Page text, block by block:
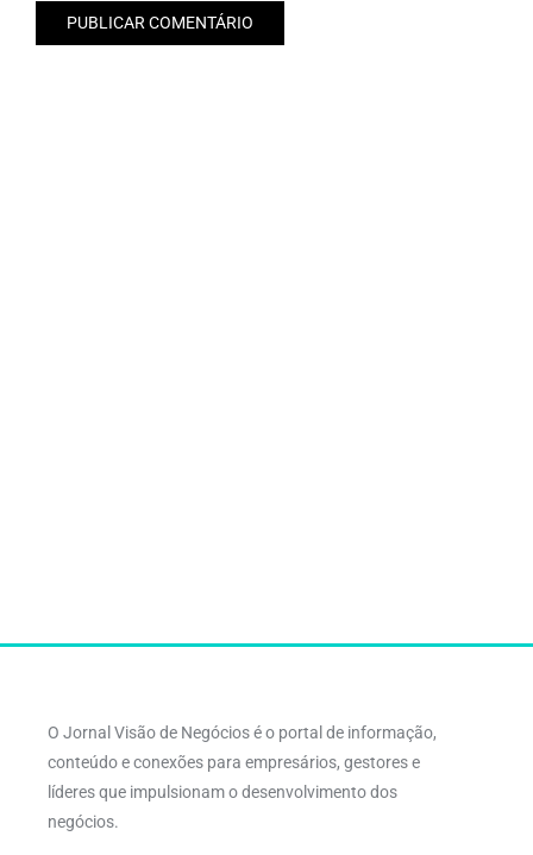
O Jornal Visão de Negócios é o portal de informação,
conteúdo e conexões para empresários, gestores e
líderes que impulsionam o desenvolvimento dos
negócios.